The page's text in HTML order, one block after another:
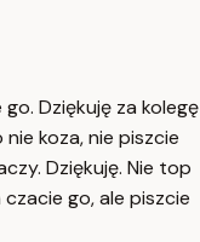
Dziękuję za kolegę
koza, nie piszcie
Dziękuję. Nie top
czacie go, ale piszcie